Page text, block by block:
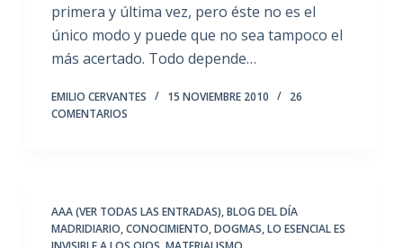
primera y última vez, pero éste no es el
único modo y puede que no sea tampoco el
más acertado. Todo depende…
EMILIO CERVANTES 15 NOVIEMBRE 2010
26
COMENTARIOS
AAA (VER TODAS LAS ENTRADAS),BLOG DEL DÍA
MADRIDIARIO,CONOCIMIENTO,DOGMAS,LO ESENCIAL ES